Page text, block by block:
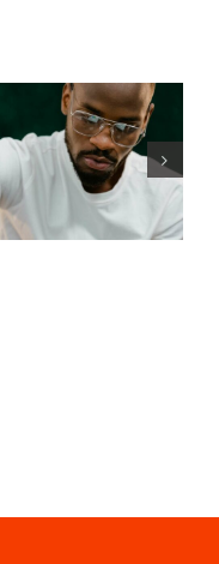
Top 17
wskazówek
dotyczących
zrozumienia
algorytmu